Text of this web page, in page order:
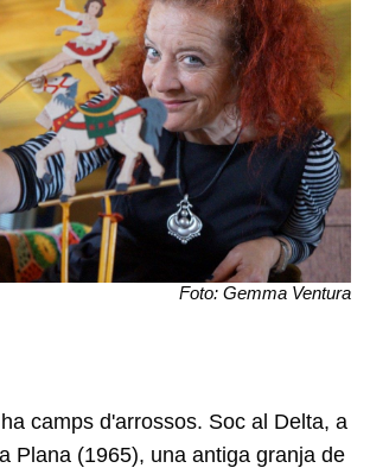
Foto: Gemma Ventura
camps d'arrossos. Soc al Delta, a
Plana (1965), una antiga granja de